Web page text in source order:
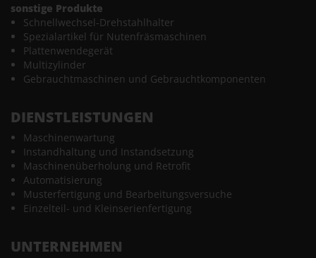
sonstige Produkte
Schnellwechsel-Drehstahlhalter
Spezialartikel für Nutenfräsmaschinen
Plattenwendegerät
Multizylinder
Gebrauchtmaschinen und Gebrauchtkomponenten
DIENSTLEISTUNGEN
Maschinenwartung
Instandhaltung und Instandsetzung
Maschinenüberholung und Retrofit
Automatisierung
Musterfertigung und Bearbeitungsversuche
Einzelteil- und Kleinserienfertigung
UNTERNEHMEN